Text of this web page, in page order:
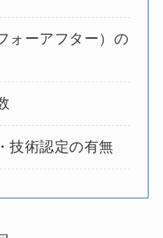
ォーアフター）の
技術認定の有無